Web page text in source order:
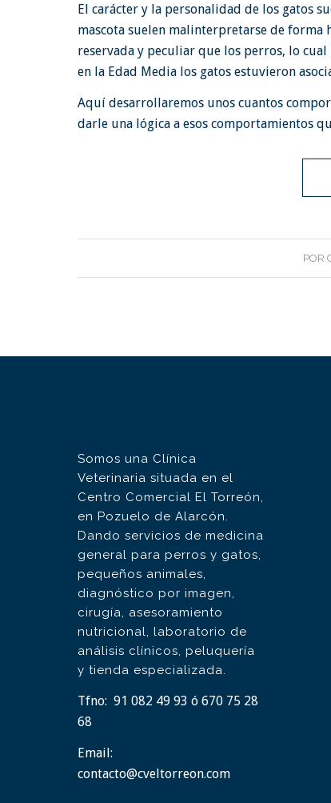
El carácter y la personalidad de los gatos
mascota suelen malinterpretarse de forma
reservada y peculiar que los perros, lo
en la Edad Media los gatos estuvieron
Aquí desarrollaremos unos cuantos
darle una lógica a esos comportamientos
POR
Somos una Clínica
Veterinaria situada en el
Centro Comercial El Torreón,
en Pozuelo de Alarcón.
Dando servicios de medicina
general para perros y gatos,
pequeños animales,
diagnóstico por imagen,
cirugía, asesoramiento
nutricional, laboratorio de
análisis clínicos, peluquería
y tienda especializada.
Tfno: 91 082 49 93 ó 670 75 28
68
Email:
contacto@cveltorreon.com